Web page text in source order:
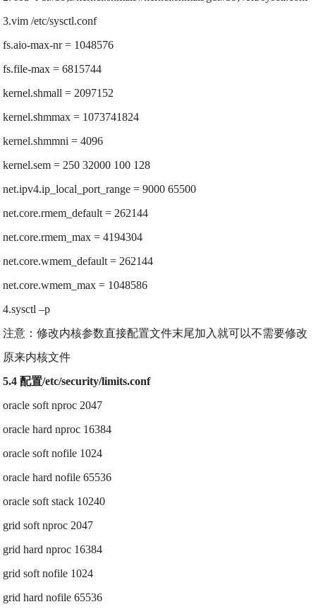
3.vim /etc/sysctl.conf
fs.aio-max-nr = 1048576
fs.file-max = 6815744
kernel.shmall = 2097152
kernel.shmmax = 1073741824
kernel.shmmni = 4096
kernel.sem = 250 32000 100 128
net.ipv4.ip_local_port_range = 9000 65500
net.core.rmem_default = 262144
net.core.rmem_max = 4194304
net.core.wmem_default = 262144
net.core.wmem_max = 1048586
4.sysctl –p
注意：修改内核参数直接配置文件末尾加入就可以不需要修改
原来内核文件
5.4 配置/etc/security/limits.conf
oracle soft nproc 2047
oracle hard nproc 16384
oracle soft nofile 1024
oracle hard nofile 65536
oracle soft stack 10240
grid soft nproc 2047
grid hard nproc 16384
grid soft nofile 1024
grid hard nofile 65536